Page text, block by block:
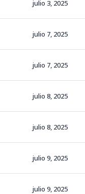
julio 3, 2025
julio 7, 2025
julio 7, 2025
julio 8, 2025
julio 8, 2025
julio 9, 2025
julio 9, 2025